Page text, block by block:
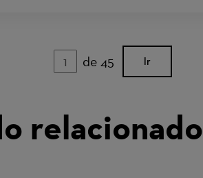
Página
de 45 Ir
relacionado